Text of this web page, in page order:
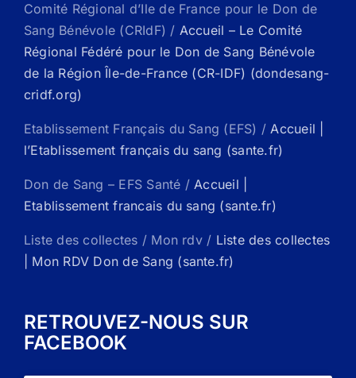
Comité Régional d’Ile de France pour le Don de
Sang Bénévole (CRIdF) / Accueil – Le Comité
Régional Fédéré pour le Don de Sang Bénévole
de la Région Île-de-France (CR-IDF) (dondesang-
cridf.org)
Etablissement Français du Sang (EFS) /Accueil |
l’Etablissement français du sang (sante.fr)
Don de Sang – EFS Santé /Accueil |
Etablissement francais du sang (sante.fr)
Liste des collectes / Mon rdv / Liste des collectes
| Mon RDV Don de Sang (sante.fr)
RETROUVEZ-NOUS SUR
FACEBOOK